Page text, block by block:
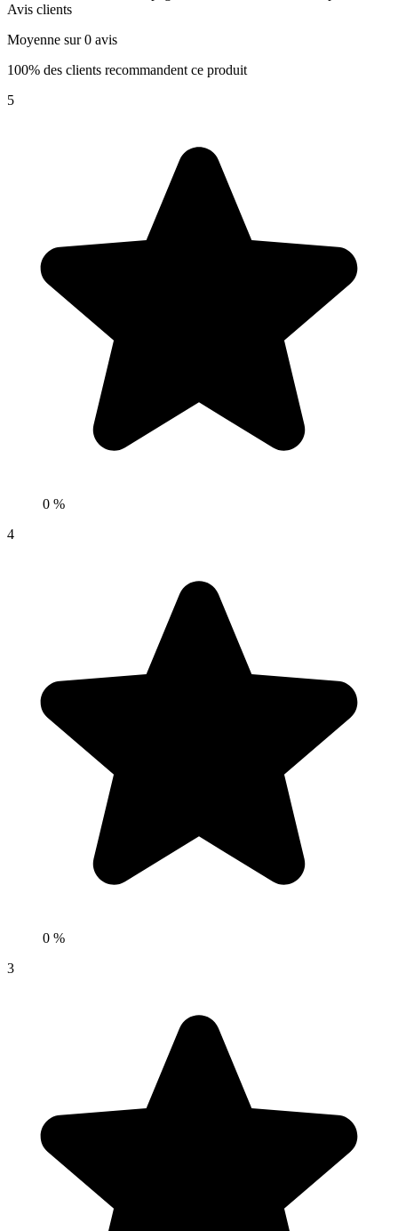
Avis clients
Moyenne sur 0 avis
100% des clients recommandent ce produit
5
0 %
4
0 %
3